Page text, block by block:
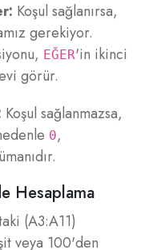
Koşul sağlanırsa,
gerekiyor.
EĞER'in ikinci
görür.
Koşul sağlanmazsa,
0,
Hesaplama
(A3:A11)
veya 100'den